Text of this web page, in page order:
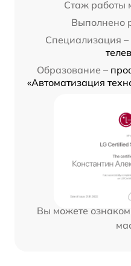
Стаж работы
Выполнено
Специализация –
Образование –
«Автоматизация
Вы можете